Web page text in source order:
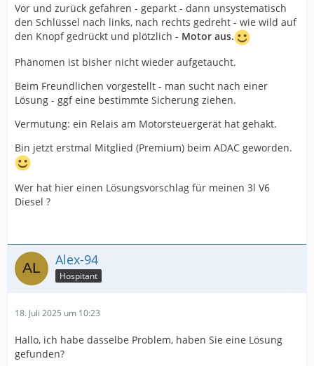
Vor und zurück gefahren - geparkt - dann unsystematisch
den Schlüssel nach links, nach rechts gedreht - wie wild auf
den Knopf gedrückt und plötzlich - Motor aus.
Phänomen ist bisher nicht wieder aufgetaucht.
Beim Freundlichen vorgestellt - man sucht nach einer
Lösung - ggf eine bestimmte Sicherung ziehen.
Vermutung: ein Relais am Motorsteuergerät hat gehakt.
Bin jetzt erstmal Mitglied (Premium) beim ADAC geworden.
Wer hat hier einen Lösungsvorschlag für meinen 3l V6
Diesel ?
Alex-94
Hospitant
18. Juli 2025 um 10:23
Hallo, ich habe dasselbe Problem, haben Sie eine Lösung
gefunden?